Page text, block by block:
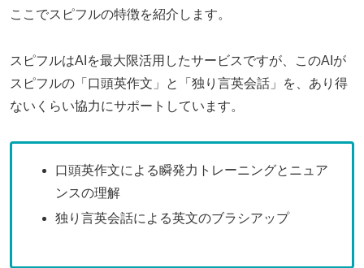
ここでスピフルの特徴を紹介します。
スピフルはAIを最大限活用したサービスですが、このAIが
スピフルの「口頭英作文」と「独り言英会話」を、あり得
ないくらい協力にサポートしています。
口頭英作文による瞬発力トレーニングとニュア
ンスの理解
独り言英会話による英文のブラシアップ